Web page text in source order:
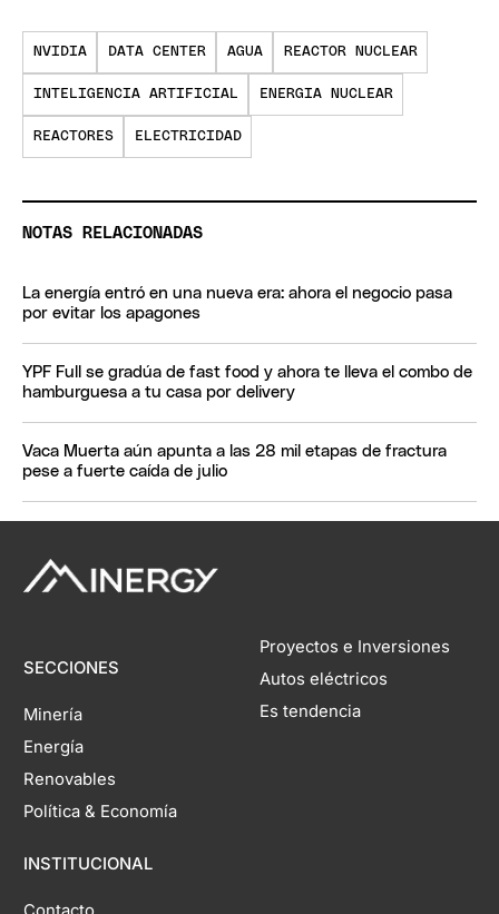
NVIDIA DATA CENTER AGUA REACTOR NUCLEAR
INTELIGENCIA ARTIFICIAL ENERGIA NUCLEAR
REACTORES ELECTRICIDAD
NOTAS RELACIONADAS
La energía entró en una nueva era: ahora el negocio pasa
por evitar los apagones
YPF Full se gradúa de fast food y ahora te lleva el combo de
hamburguesa a tu casa por delivery
Vaca Muerta aún apunta a las 28 mil etapas de fractura
pese a fuerte caída de julio
SECCIONES
Minería
Energía
Renovables
Política & Economía
INSTITUCIONAL
Proyectos e Inversiones
Autos eléctricos
Es tendencia